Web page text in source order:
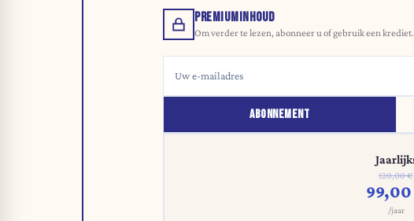
PREMIUMINHOUD
Om verder te lezen, abonneer u of gebruik een krediet.
ABONNEMENT
120,00 €
/jaar